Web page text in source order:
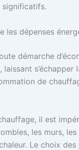
significatifs.
les dépenses
démarche
de
il est
les murs,
Le choix